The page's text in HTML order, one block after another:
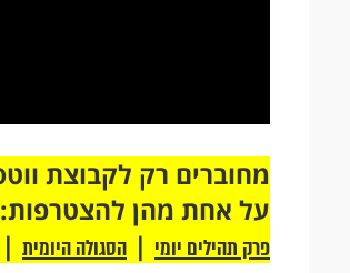
על אחת מהן להצטרפות:
פרק תהילים יומי | הסגולה היומית |